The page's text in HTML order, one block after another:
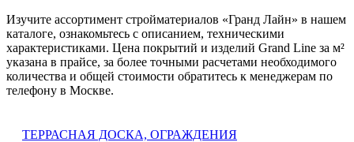
Изучите ассортимент стройматериалов «Гранд Лайн» в нашем
каталоге, ознакомьтесь с описанием, техническими
характеристиками. Цена покрытий и изделий Grand Line за м²
указана в прайсе, за более точными расчетами необходимого
количества и общей стоимости обратитесь к менеджерам по
телефону в Москве.
ТЕРРАСНАЯ ДОСКА, ОГРАЖДЕНИЯ